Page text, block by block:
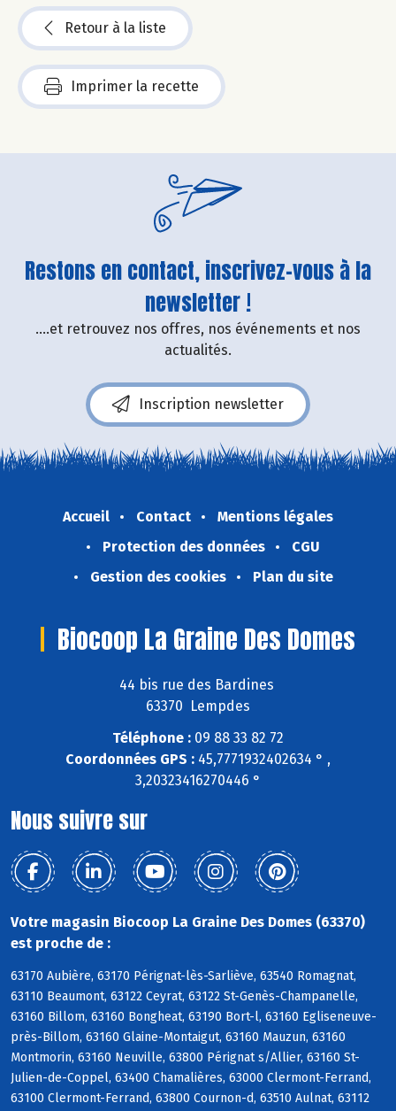
Retour à la liste
Imprimer la recette
Restons en contact, inscrivez-vous à la
newsletter !
....et retrouvez nos offres, nos événements et nos
actualités.
Inscription newsletter
Accueil Contact
Mentions légales
Protection des données
CGU
Gestion des cookies
Plan du site
Biocoop La Graine Des Domes
44 bis rue des Bardines
63370 Lempdes
Téléphone : 09 88 33 82 72
Coordonnées GPS : 45,7771932402634 ° ,
3,20323416270446 °
Nous suivre sur
Votre magasin Biocoop La Graine Des Domes (63370)
est proche de :
63170 Aubière, 63170 Pérignat-lès-Sarliève, 63540 Romagnat,
63110 Beaumont, 63122 Ceyrat, 63122 St-Genès-Champanelle,
63160 Billom, 63160 Bongheat, 63190 Bort-l, 63160 Egliseneuve-
près-Billom, 63160 Glaine-Montaigut, 63160 Mauzun, 63160
Montmorin, 63160 Neuville, 63800 Pérignat s/Allier, 63160 St-
Julien-de-Coppel, 63400 Chamalières, 63000 Clermont-Ferrand,
63100 Clermont-Ferrand, 63800 Cournon-d, 63510 Aulnat, 63112